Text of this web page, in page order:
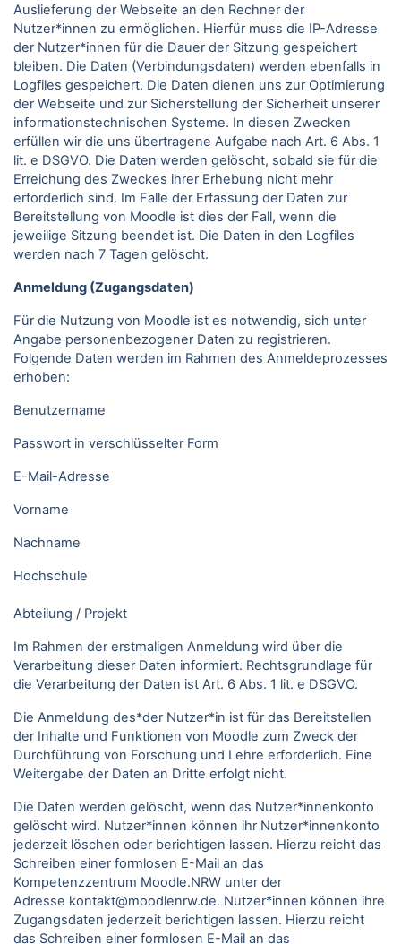
Auslieferung der Webseite an den Rechner der
Nutzer*innen zu ermöglichen. Hierfür muss die IP-Adresse
der Nutzer*innen für die Dauer der Sitzung gespeichert
bleiben. Die Daten (Verbindungsdaten) werden ebenfalls in
Logfiles gespeichert. Die Daten dienen uns zur Optimierung
der Webseite und zur Sicherstellung der Sicherheit unserer
informationstechnischen Systeme. In diesen Zwecken
erfüllen wir die uns übertragene Aufgabe nach Art. 6 Abs. 1
lit. e DSGVO. Die Daten werden gelöscht, sobald sie für die
Erreichung des Zweckes ihrer Erhebung nicht mehr
erforderlich sind. Im Falle der Erfassung der Daten zur
Bereitstellung von Moodle ist dies der Fall, wenn die
jeweilige Sitzung beendet ist. Die Daten in den Logfiles
werden nach 7 Tagen gelöscht.
Anmeldung (Zugangsdaten)
Für die Nutzung von Moodle ist es notwendig, sich unter
Angabe personenbezogener Daten zu registrieren.
Folgende Daten werden im Rahmen des Anmeldeprozesses
erhoben:
Benutzername
Passwort in verschlüsselter Form
E-Mail-Adresse
Vorname
Nachname
Hochschule
Abteilung / Projekt
Im Rahmen der erstmaligen Anmeldung wird über die
Verarbeitung dieser Daten informiert. Rechtsgrundlage für
die Verarbeitung der Daten ist Art. 6 Abs. 1 lit. e DSGVO.
Die Anmeldung des*der Nutzer*in ist für das Bereitstellen
der Inhalte und Funktionen von Moodle zum Zweck der
Durchführung von Forschung und Lehre erforderlich. Eine
Weitergabe der Daten an Dritte erfolgt nicht.
Die Daten werden gelöscht, wenn das Nutzer*innenkonto
gelöscht wird. Nutzer*innen können ihr Nutzer*innenkonto
jederzeit löschen oder berichtigen lassen. Hierzu reicht das
Schreiben einer formlosen E-Mail an das
Kompetenzzentrum Moodle.NRW unter der
Adresse kontakt@moodlenrw.de. Nutzer*innen können ihre
Zugangsdaten jederzeit berichtigen lassen. Hierzu reicht
das Schreiben einer formlosen E-Mail an das